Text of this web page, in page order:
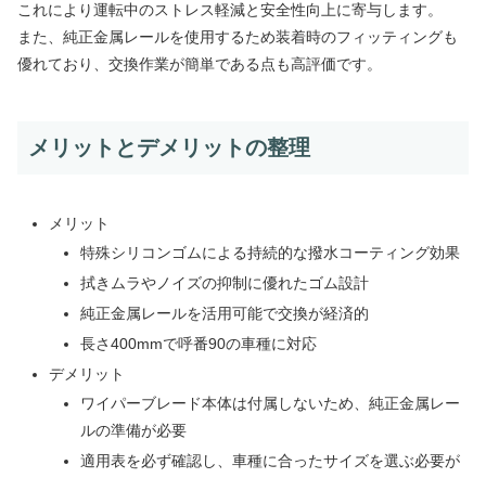
これにより運転中のストレス軽減と安全性向上に寄与します。
また、純正金属レールを使用するため装着時のフィッティングも
優れており、交換作業が簡単である点も高評価です。
メリットとデメリットの整理
メリット
特殊シリコンゴムによる持続的な撥水コーティング効果
拭きムラやノイズの抑制に優れたゴム設計
純正金属レールを活用可能で交換が経済的
長さ400mmで呼番90の車種に対応
デメリット
ワイパーブレード本体は付属しないため、純正金属レー
ルの準備が必要
適用表を必ず確認し、車種に合ったサイズを選ぶ必要が